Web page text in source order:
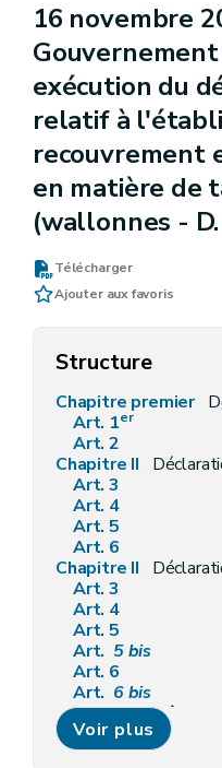
16 novembre
exécution du
relatif à
recouvrement
en matière de
(wallonnes -
Télécharger
Ajouter aux favoris
Structure
Chapitre premier
Art. 1er
Art. 2
Chapitre II
Art. 3
Art. 4
Art. 5
Art. 6
Chapitre II
Art. 3
Art. 4
Art. 5
Art. 5bis
Art. 6
Art. 6bis
Chapitre III Rôles
Art. 7
Art. 8
Voir plus